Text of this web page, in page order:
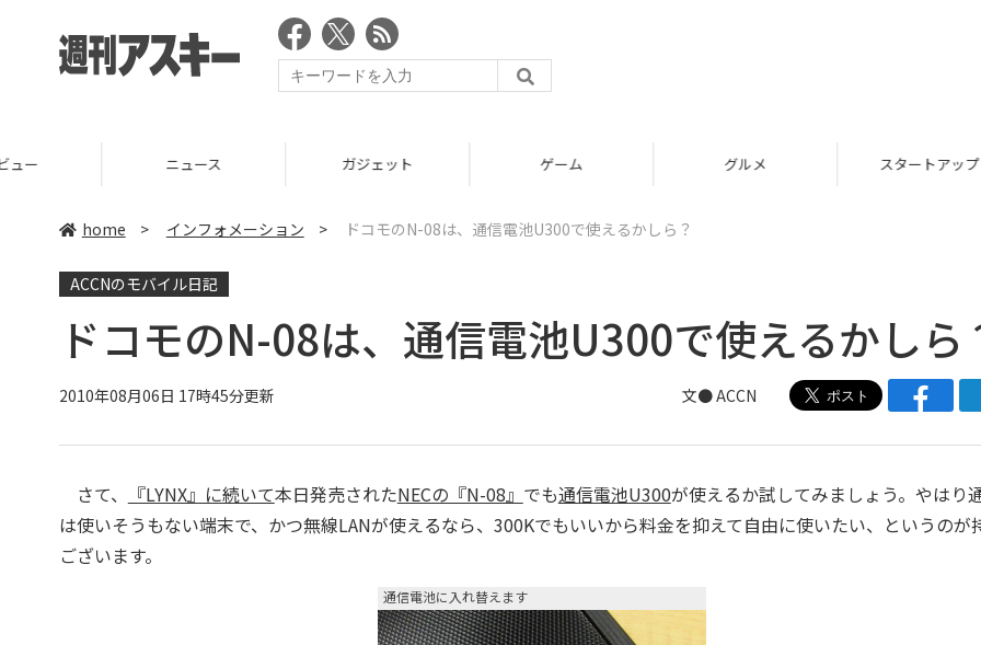
home > インフォメーション > ドコモのN-08は、通信電池U300で使えるかしら？
ACCNのモバイル日記
ドコモのN-08は、通信電池U300で使えるかしら
2010年08月06日 17時45分更新 文● ACCN
さて、 『LYNX』に続いて本日発売されたNECの『N-08』 でも通信電池U300が使えるか試してみましょう。やはり
は使いそうもない端末で、かつ無線LANが使えるなら、300Kでもいいから料金を抑えて自由に使いたい、というのが
ございます。
通信電池に入れ替えます